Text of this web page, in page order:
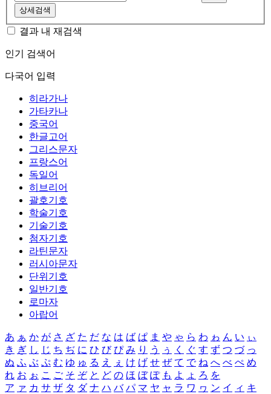
상세검색
결과 내 재검색
인기 검색어
다국어 입력
히라가나
가타카나
중국어
한글고어
그리스문자
프랑스어
독일어
히브리어
괄호기호
학술기호
기술기호
첨자기호
라틴문자
러시아문자
단위기호
일반기호
로마자
아랍어
あ ぁ か が さ ざ た だ な は ば ぱ ま や ゃ ら わ ゎ ん い ぃ
き ぎ し じ ち ぢ に ひ び ぴ み り う ぅ く ぐ す ず つ づ っ
ぬ ふ ぶ ぷ む ゆ ゅ る え ぇ け げ せ ぜ て で ね へ べ ぺ め
れ お ぉ こ ご そ ぞ と ど の ほ ぼ ぽ も よ ょ ろ を
ア ァ カ サ ザ タ ダ ナ ハ バ パ マ ヤ ャ ラ ワ ヮ ン イ ィ キ